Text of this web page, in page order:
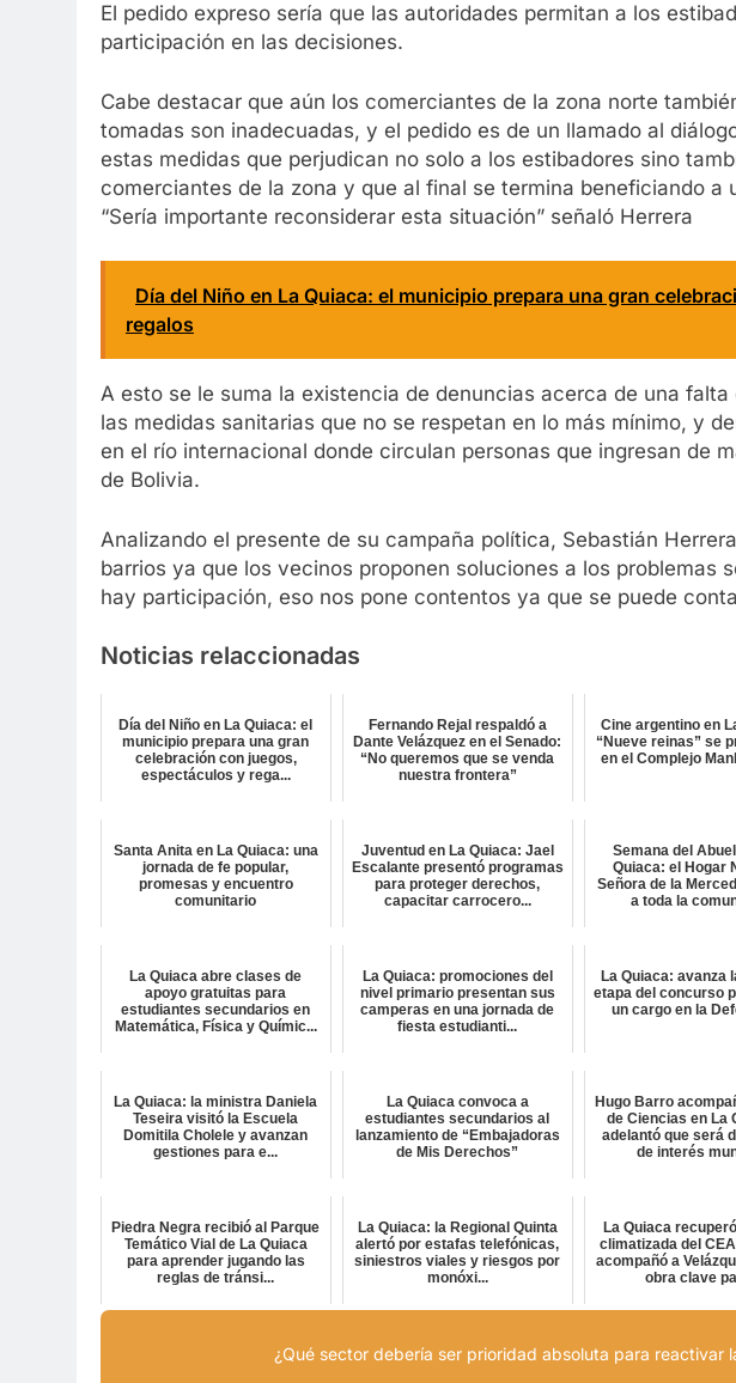
El pedido expreso sería que las autoridades permitan a los
participación en las decisiones.
Cabe destacar que aún los comerciantes de la zona norte
tomadas son inadecuadas, y el pedido es de un llamado al
estas medidas que perjudican no solo a los estibadores sino
comerciantes de la zona y que al final se termina beneficiando a
“Sería importante reconsiderar esta situación” señaló Herrera
Día del Niño en La Quiaca: el municipio prepara una gran
regalos
A esto se le suma la existencia de denuncias acerca de una
las medidas sanitarias que no se respetan en lo más mínimo, y
en el río internacional donde circulan personas que ingresan de
de Bolivia.
Analizando el presente de su campaña política, Sebastián
barrios ya que los vecinos proponen soluciones a los problemas
hay participación, eso nos pone contentos ya que se puede
Noticias relaccionadas
Día del Niño en La Quiaca: el
municipio prepara una gran
celebración con juegos,
espectáculos y rega...
Fernando Rejal respaldó a
Dante Velázquez en el Senado:
“No queremos que se venda
nuestra frontera”
Cine argentino en
“Nueve reinas” se
en el Complejo
Santa Anita en La Quiaca: una
jornada de fe popular,
promesas y encuentro
comunitario
Juventud en La Quiaca: Jael
Escalante presentó programas
para proteger derechos,
capacitar carrocero...
Semana del
Quiaca: el Hogar
Señora de la
a toda la
La Quiaca abre clases de
apoyo gratuitas para
estudiantes secundarios en
Matemática, Física y Químic...
La Quiaca: promociones del
nivel primario presentan sus
camperas en una jornada de
fiesta estudianti...
La Quiaca: avanza
etapa del concurso
un cargo en la
La Quiaca: la ministra Daniela
Teseira visitó la Escuela
Domitila Cholele y avanzan
gestiones para e...
La Quiaca convoca a
estudiantes secundarios al
lanzamiento de “Embajadoras
de Mis Derechos”
Hugo Barro
de Ciencias en La
adelantó que será
de interés
Piedra Negra recibió al Parque
Temático Vial de La Quiaca
para aprender jugando las
reglas de tránsi...
La Quiaca: la Regional Quinta
alertó por estafas telefónicas,
siniestros viales y riesgos por
monóxi...
La Quiaca
climatizada del
acompañó a
obra clave
¿Qué sector debería ser prioridad absoluta para reactivar